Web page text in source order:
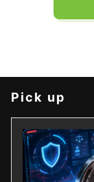
Pick up